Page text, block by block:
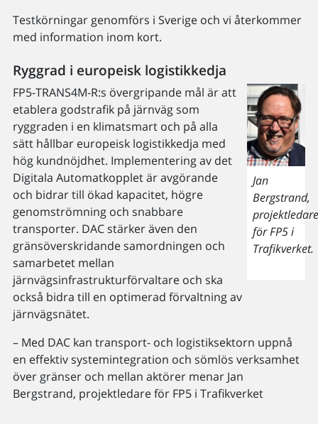
Testkörningar genomförs i Sverige och vi återkommer
med information inom kort.
Ryggrad i europeisk logistikkedja
Jan
Bergstrand,
projektledare
för FP5 i
Trafikverket.
FP5-TRANS4M-R:s övergripande mål är att
etablera godstrafik på järnväg som
ryggraden i en klimatsmart och på alla
sätt hållbar europeisk logistikkedja med
hög kundnöjdhet. Implementering av det
Digitala Automatkopplet är avgörande
och bidrar till ökad kapacitet, högre
genomströmning och snabbare
transporter. DAC stärker även den
gränsöverskridande samordningen och
samarbetet mellan
järnvägsinfrastrukturförvaltare och ska
också bidra till en optimerad förvaltning av
järnvägsnätet.
– Med DAC kan transport- och logistiksektorn uppnå
en effektiv systemintegration och sömlös verksamhet
över gränser och mellan aktörer menar Jan
Bergstrand, projektledare för FP5 i Trafikverket